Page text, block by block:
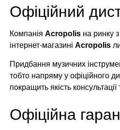
Офіційний
Компанія Acropolis на ринку
інтернет-магазині Acropolis
Придбання музичних
тобто напряму у офіційного
покращить якість
Офіційна